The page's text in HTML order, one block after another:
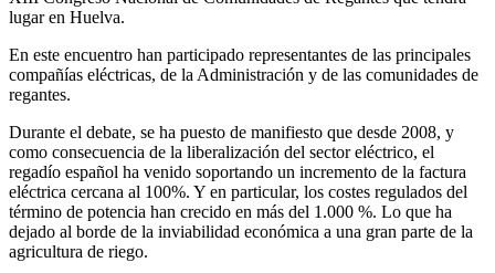
lugar en Huelva.
En este encuentro han participado representantes de las principales
compañías eléctricas, de la Administración y de las comunidades de
regantes.
Durante el debate, se ha puesto de manifiesto que desde 2008, y
como consecuencia de la liberalización del sector eléctrico, el
regadío español ha venido soportando un incremento de la factura
eléctrica cercana al 100%. Y en particular, los costes regulados del
término de potencia han crecido en más del 1.000 %. Lo que ha
dejado al borde de la inviabilidad económica a una gran parte de la
agricultura de riego.